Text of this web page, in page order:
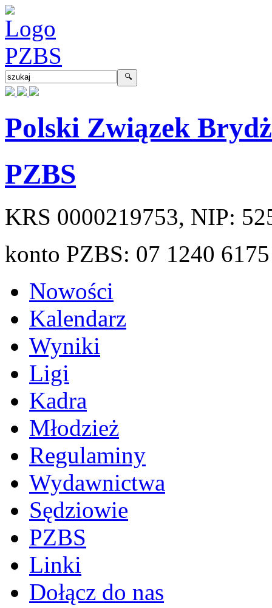
Polski Związek
PZBS
KRS 0000219753, NIP:
konto PZBS: 07 1240
Nowości
Kalendarz
Wyniki
Ligi
Kadra
Młodzież
Regulaminy
Wydawnictwa
Sędziowie
PZBS
Linki
Dołącz do nas